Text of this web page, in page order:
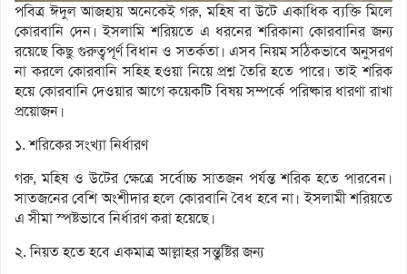
পবিত্র ঈদুল আজহায় অনেকেই গরু, মহিষ বা উটে একাধিক ব্যক্তি মিলে
কোরবানি দেন। ইসলামি শরিয়তে এ ধরনের শরিকানা কোরবানির জন্য
রয়েছে কিছু গুরুত্বপূর্ণ বিধান ও সতর্কতা। এসব নিয়ম সঠিকভাবে অনুসরণ
না করলে কোরবানি সহিহ হওয়া নিয়ে প্রশ্ন তৈরি হতে পারে। তাই শরিক
হয়ে কোরবানি দেওয়ার আগে কয়েকটি বিষয় সম্পর্কে পরিষ্কার ধারণা রাখা
প্রয়োজন।
১. শরিকের সংখ্যা নির্ধারণ
গরু, মহিষ ও উটের ক্ষেত্রে সর্বোচ্চ সাতজন পর্যন্ত শরিক হতে পারবেন।
সাতজনের বেশি অংশীদার হলে কোরবানি বৈধ হবে না। ইসলামী শরিয়তে
এ সীমা স্পষ্টভাবে নির্ধারণ করা হয়েছে।
২. নিয়ত হতে হবে একমাত্র আল্লাহর সন্তুষ্টির জন্য